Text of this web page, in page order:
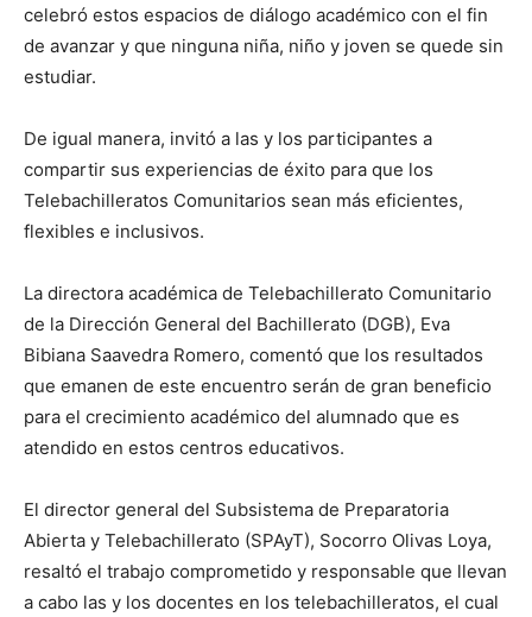
celebró estos espacios de diálogo académico con el fin
de avanzar y que ninguna niña, niño y joven se quede sin
estudiar.
De igual manera, invitó a las y los participantes a
compartir sus experiencias de éxito para que los
Telebachilleratos Comunitarios sean más eficientes,
flexibles e inclusivos.
La directora académica de Telebachillerato Comunitario
de la Dirección General del Bachillerato (DGB), Eva
Bibiana Saavedra Romero, comentó que los resultados
que emanen de este encuentro serán de gran beneficio
para el crecimiento académico del alumnado que es
atendido en estos centros educativos.
El director general del Subsistema de Preparatoria
Abierta y Telebachillerato (SPAyT), Socorro Olivas Loya,
resaltó el trabajo comprometido y responsable que llevan
a cabo las y los docentes en los telebachilleratos, el cual